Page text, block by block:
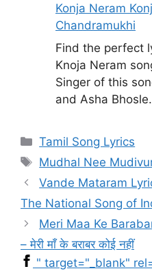
Konja Neram
Chandramukhi
Find the perfect
Knoja Neram
Singer of this
and Asha
Categories
Tamil Song Lyrics
Tags
Mudhal Nee
Vande Mataram
The National Song of
Meri Maa Ke
– मेरी माँ के बराबर कोई नहीं
" target="_blank"